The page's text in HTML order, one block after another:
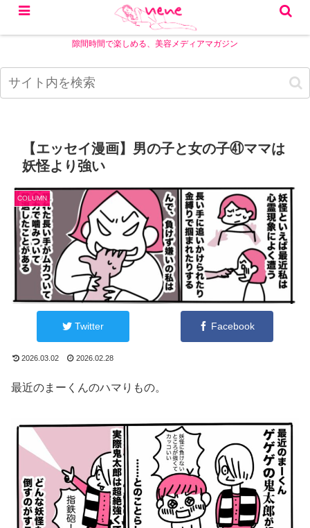
隙間時間で楽しめる、美容メディアマガジン
【エッセイ漫画】男の子と女の子㊶ママは
妖怪より強い
COLUMN
Twitter Facebook
2026.03.02 2026.02.28
最近のまーくんのハマりもの。